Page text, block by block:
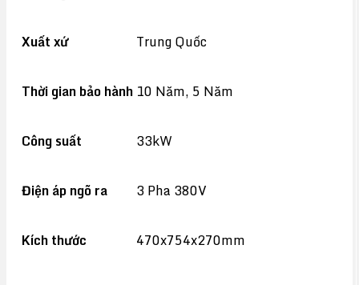
Xuất xứ Trung Quốc
Thời gian bảo hành 10 Năm, 5 Năm
Công suất 33kW
Điện áp ngõ ra 3 Pha 380V
Kích thước 470x754x270mm